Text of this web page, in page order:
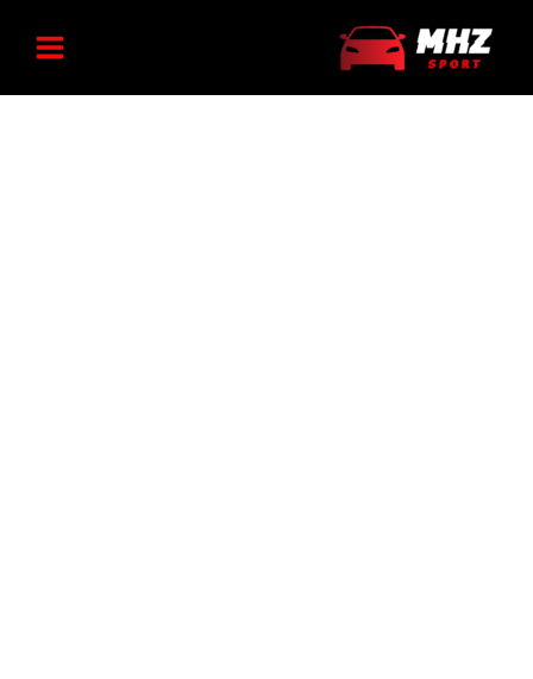
درب
موتور